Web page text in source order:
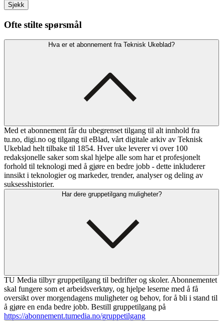
Sjekk
Ofte stilte spørsmål
Hva er et abonnement fra Teknisk Ukeblad?
Med et abonnement får du ubegrenset tilgang til alt innhold fra
tu.no, digi.no og tilgang til eBlad, vårt digitale arkiv av Teknisk
Ukeblad helt tilbake til 1854. Hver uke leverer vi over 100
redaksjonelle saker som skal hjelpe alle som har et profesjonelt
forhold til teknologi med å gjøre en bedre jobb - dette inkluderer
innsikt i teknologier og markeder, trender, analyser og deling av
suksesshistorier.
Har dere gruppetilgang muligheter?
TU Media tilbyr gruppetilgang til bedrifter og skoler. Abonnementet
skal fungere som et arbeidsverktøy, og hjelpe leserne med å få
oversikt over morgendagens muligheter og behov, for å bli i stand til
å gjøre en enda bedre jobb. Bestill gruppetilgang på
https://abonnement.tumedia.no/gruppetilgang